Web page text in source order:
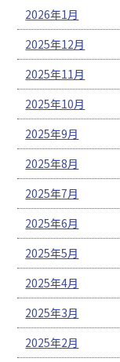
2026年1月
2025年12月
2025年11月
2025年10月
2025年9月
2025年8月
2025年7月
2025年6月
2025年5月
2025年4月
2025年3月
2025年2月